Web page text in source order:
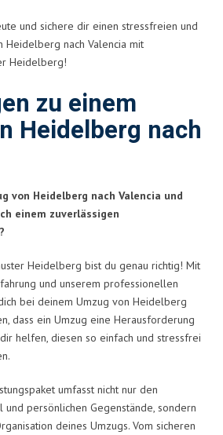
und sichere dir einen stressfreien und
Heidelberg nach Valencia mit
Heidelberg!
zu einem
Heidelberg nach
von Heidelberg nach Valencia und
einem zuverlässigen
Heidelberg bist du genau richtig! Mit
und unserem professionellen
bei deinem Umzug von Heidelberg
dass ein Umzug eine Herausforderung
helfen, diesen so einfach und stressfrei
umfasst nicht nur den
persönlichen Gegenstände, sondern
deines Umzugs. Vom sicheren